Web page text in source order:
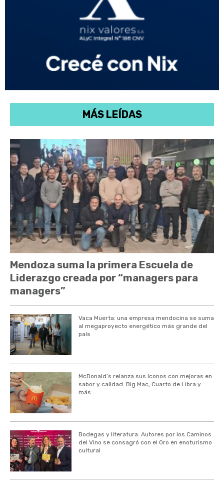
MÁS LEÍDAS
Mendoza suma la primera Escuela de
Liderazgo creada por “managers para
managers”
Vaca Muerta: una empresa mendocina se suma
al megaproyecto energético más grande del
país
McDonald’s relanza sus íconos con mejoras en
sabor y calidad: Big Mac, Cuarto de Libra y
más
Bodegas y literatura: Autores por los Caminos
del Vino se consagró con el Oro en enoturismo
cultural